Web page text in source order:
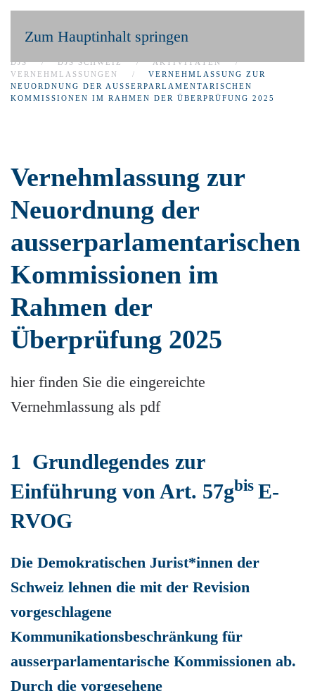
Zum Hauptinhalt springen
DJS DJS SCHWEIZ
AKTIVITÄTEN
VERNEHMLASSUNGEN
VERNEHMLASSUNG ZUR
NEUORDNUNG DER AUSSERPARLAMENTARISCHEN
KOMMISSIONEN IM RAHMEN DER ÜBERPRÜFUNG 2025
Vernehmlassung zur
Neuordnung der
ausserparlamentarischen
Kommissionen im
Rahmen der
Überprüfung 2025
hier finden Sie die eingereichte
Vernehmlassung als pdf
1 Grundlegendes zur
Einführung von Art. 57gbis E-
RVOG
Die Demokratischen Jurist*innen der
Schweiz lehnen die mit der Revision
vorgeschlagene
Kommunikationsbeschränkung für
ausserparlamentarische Kommissionen ab.
Durch die vorgesehene